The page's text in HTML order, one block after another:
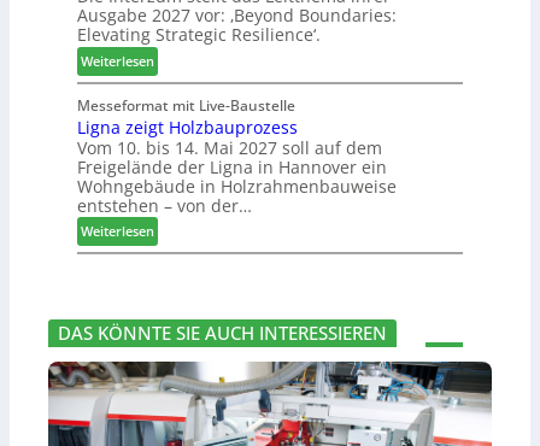
e
r
u
n
g
e
n
g
:
N
e
u
e
r
V
o
r
s
t
d
t
-
V
o
r
s
t
a
n
d
v
e
b
s
c
h
e
Ausgabe 2027 vor: ‚Beyond Boundaries:
Elevating Strategic Resilience‘.
Weiterlesen:
L
e
i
t
t
h
e
m
a
r
I
n
t
r
Messeformat mit Live-Baustelle
Ligna zeigt Holzbauprozess
Vom 10. bis 14. Mai 2027 soll auf dem
Freigelände der Ligna in Hannover ein
Wohngebäude in Holzrahmenbauweise
entstehen – von der…
Weiterlesen:
L
n
a
z
e
g
DAS KÖNNTE SIE AUCH INTERESSIEREN